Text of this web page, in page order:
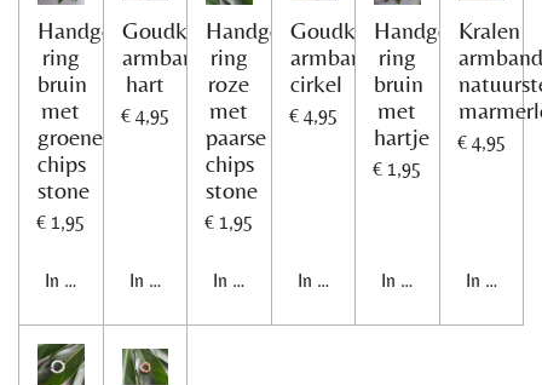
Handgemaakte
ring
bruin
met
groene
chips
stone
€ 1,95
In winkelwagen
Goudkleurig
armband
hart
€ 4,95
In winkelwagen
Handgemaakte
ring
roze
met
paarse
chips
stone
€ 1,95
In winkelwagen
Goudkleurig
armband
cirkel
€ 4,95
In winkelwagen
Handgemaakte
ring
bruin
met
hartje
€ 1,95
In winkelwagen
Kralen
armband
€ 4,95
In